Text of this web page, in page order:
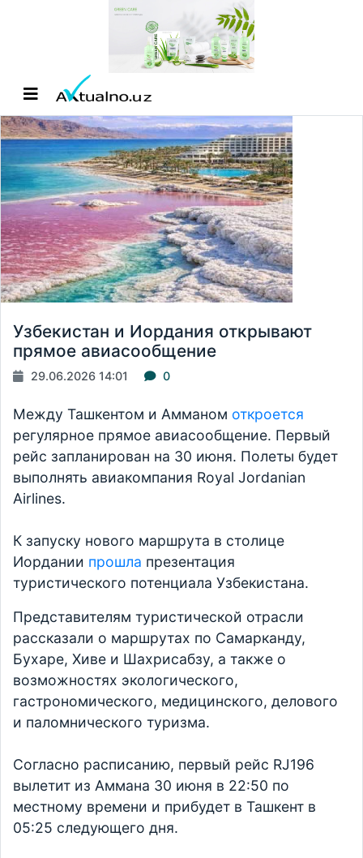
Узбекистан и Иордания открывают
прямое авиасообщение
29.06.2026 14:01 0
Между Ташкентом и Амманом откроется
регулярное прямое авиасообщение. Первый
рейс запланирован на 30 июня. Полеты будет
выполнять авиакомпания Royal Jordanian
Airlines.
К запуску нового маршрута в столице
Иордании прошла презентация
туристического потенциала Узбекистана.
Представителям туристической отрасли
рассказали о маршрутах по Самарканду,
Бухаре, Хиве и Шахрисабзу, а также о
возможностях экологического,
гастрономического, медицинского, делового
и паломнического туризма.
Согласно расписанию, первый рейс RJ196
вылетит из Аммана 30 июня в 22:50 по
местному времени и прибудет в Ташкент в
05:25 следующего дня.